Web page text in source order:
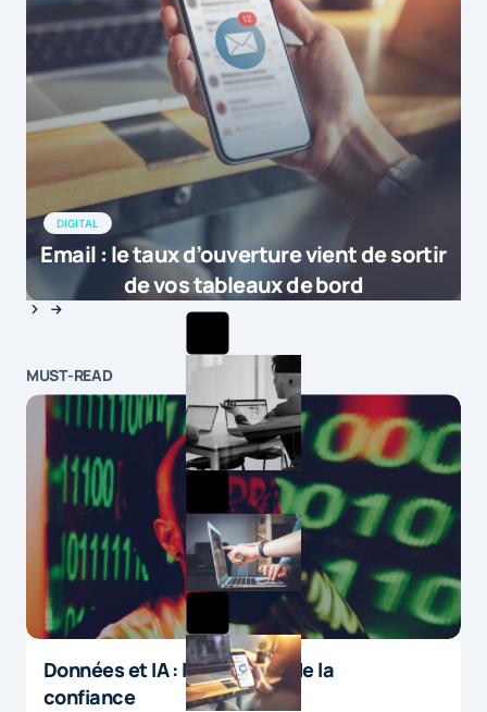
DIGITAL
Email : le taux d’ouverture vient de sortir
de vos tableaux de bord
MUST-READ
Données et IA : le paradoxe de la
confiance